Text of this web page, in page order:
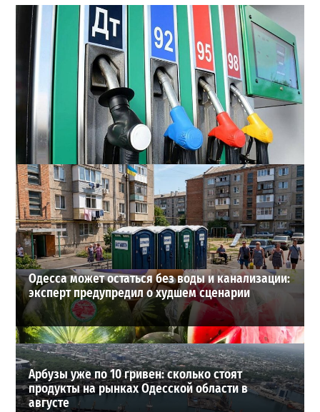
Неприятный сюрприз для водителей Одессы: на АЗС
снова взлетели цены
2
28-07-2026 в 06:47
ВИБОР РЕДАКЦИИ
Одесса может остаться без воды и канализации:
эксперт предупредил о худшем сценарии
Арбузы уже по 10 гривен: сколько стоят
продукты на рынках Одесской области в
августе